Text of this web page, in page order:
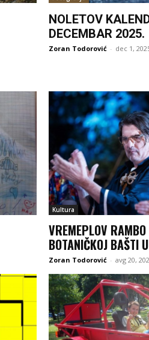
NOLETOV
DECEMBAR 2025.
Zoran Todorović - dec 1,
Kultura
VREMEPLOV
BOTANIČKOJ BAŠTI
Zoran Todorović - avg 20,